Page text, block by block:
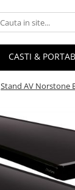
CASTI &
Stand AV Norstone